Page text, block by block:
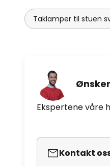
Taklamper til stuen
Ekspertene våre
Kontakt